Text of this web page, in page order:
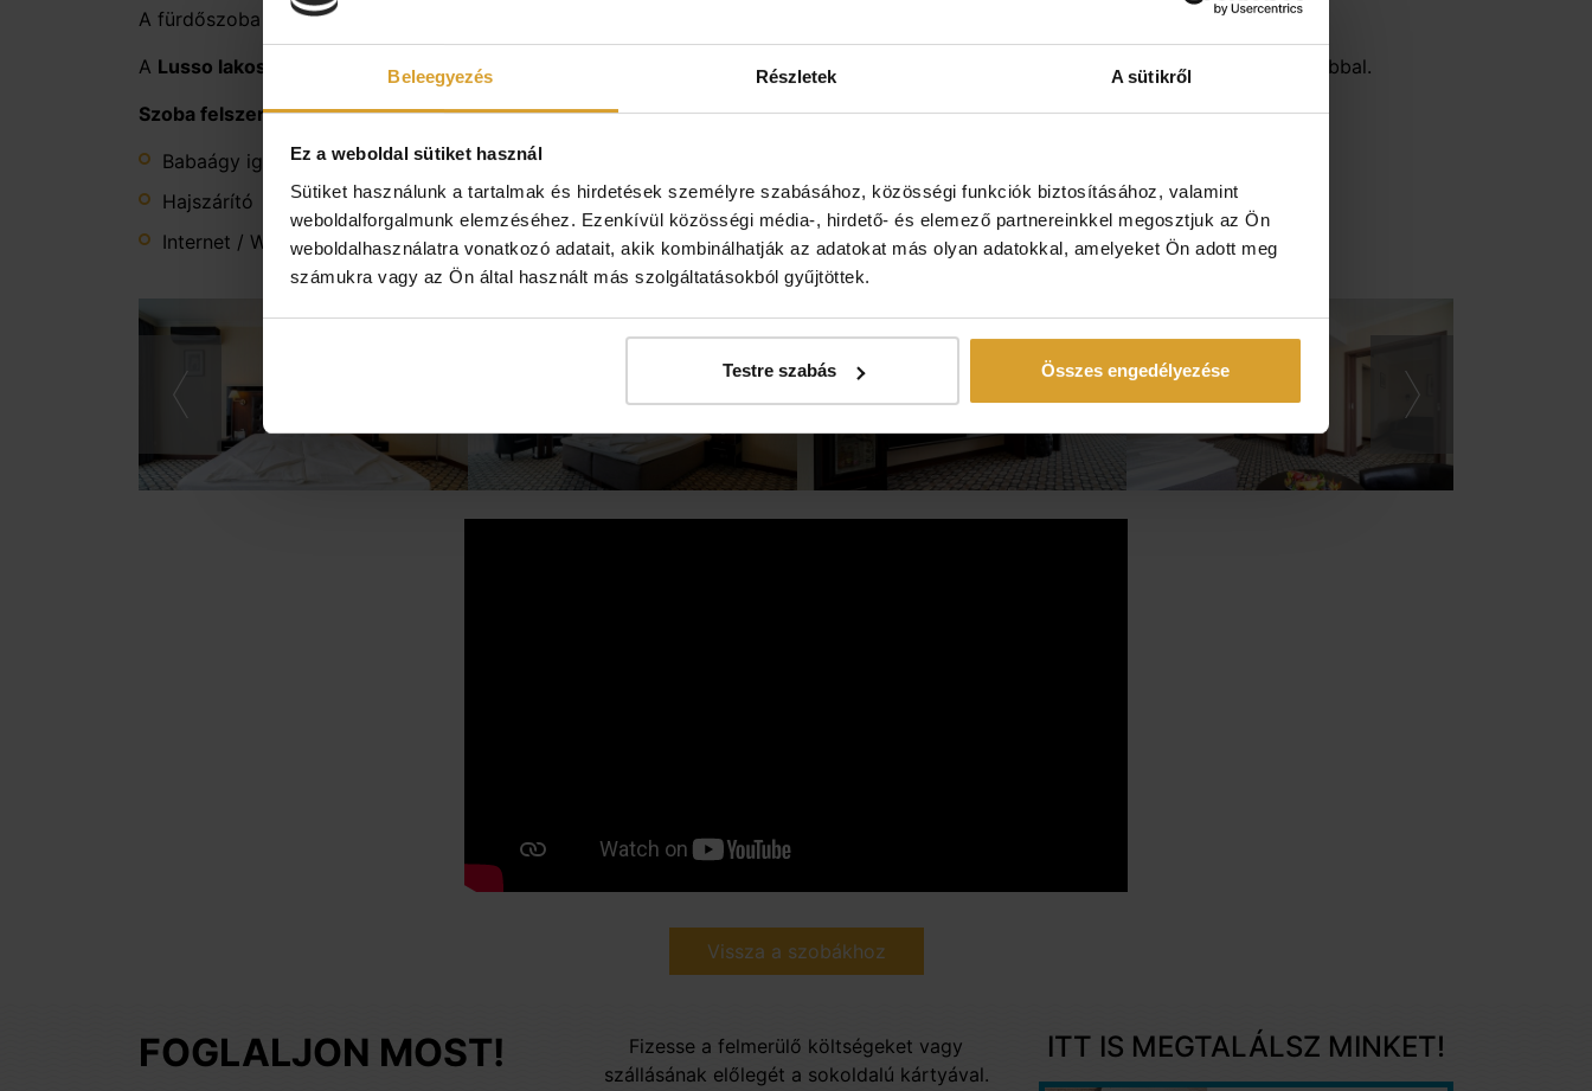
Beleegyezés Részletek A sütikről
Ez a weboldal sütiket használ
Sütiket használunk a tartalmak és hirdetések személyre szabásához, közösségi funkciók biztosításához, valamint
weboldalforgalmunk elemzéséhez. Ezenkívül közösségi média-, hirdető- és elemező partnereinkkel megosztjuk az Ön
weboldalhasználatra vonatkozó adatait, akik kombinálhatják az adatokat más olyan adatokkal, amelyeket Ön adott meg
számukra vagy az Ön által használt más szolgáltatásokból gyűjtöttek.
Testre szabás Összes engedélyezése
A fürdőszoba elegáns káddal felszerelt, így a nap végén kényelmesen relaxálhat egy nyugodt fürdő mellett.
A Lusso lakosztály
minden részletében a prémium kategóriát képviseli – azoknak ajánljuk, akik nem érik be kevesebbel, mint a legjobbal.
Szoba felszereltsége:
Babaágy igényelhető
Hajszárító
Internet / WiFi
LCD televízió
Pótágy igényelhető
Minibár
Fürdőkád
Vissza a szobákhoz
FOGLALJON MOST!
Fizesse a felmerülő költségeket vagy
szállásának előlegét a sokoldalú kártyával.
ITT IS MEGTALÁLSZ MINKET!